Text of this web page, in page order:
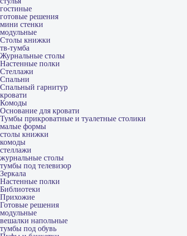
гостиные
готовые решения
мини стенки
модульные
Столы книжки
тв-тумба
Журнальные столы
Настенные полки
Стеллажи
Спальни
Спальный гарнитур
кровати
Комоды
Основание для кровати
Тумбы прикроватные и туалетные столики
малые формы
столы книжки
комоды
стеллажи
журнальные столы
тумбы под телевизор
Зеркала
Настенные полки
Библиотеки
Прихожие
Готовые решения
модульные
вешалки напольные
тумбы под обувь